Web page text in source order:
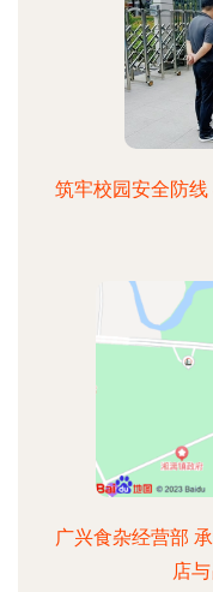
筑牢校园安全防
广兴食杂经营部
店